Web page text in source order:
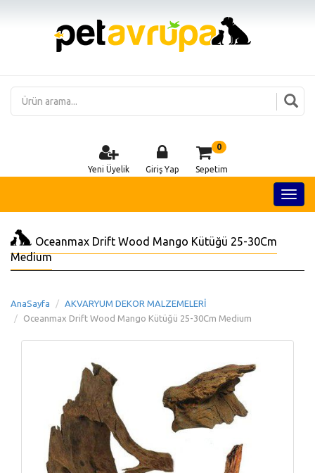
Yeni Üyelik Giriş Yap
0
Sepetim
Oceanmax Drift Wood Mango Kütüğü 25-30Cm
Medium
AnaSayfa
AKVARYUM DEKOR MALZEMELERİ
Oceanmax Drift Wood Mango Kütüğü 25-30Cm Medium